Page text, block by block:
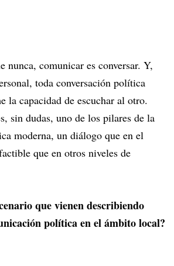
nunca, comunicar es conversar. Y,
toda conversación política
la capacidad de escuchar al otro.
sin dudas, uno de los pilares de la
moderna, un diálogo que en el
que en otros niveles de
que vienen describiendo
política en el ámbito local?